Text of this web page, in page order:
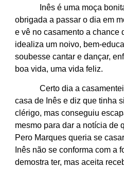
Inês é uma moça
obrigada a passar o dia em
e vê no casamento a chance
idealiza um noivo, bem-
soubesse cantar e dançar,
boa vida, uma vida feliz.
Certo dia a
casa de Inês e diz que tinha
clérigo, mas conseguiu
mesmo para dar a notícia de
Pero Marques queria se
Inês não se conforma com a
demostra ter, mas aceita